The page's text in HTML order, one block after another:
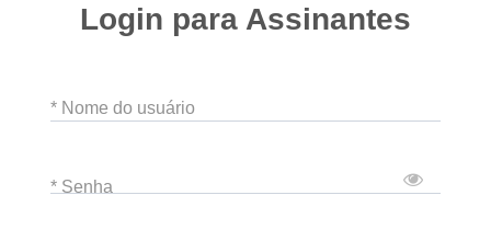
Login para Assinantes
* Nome do usuário
* Senha